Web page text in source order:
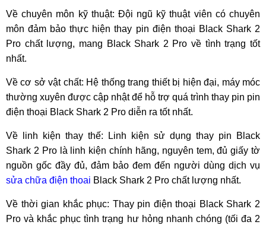
Về chuyên môn kỹ thuật: Đội ngũ kỹ thuật viên có chuyên
môn đảm bảo thực hiện thay pin điện thoại Black Shark 2
Pro chất lượng, mang Black Shark 2 Pro về tình trạng tốt
nhất.
Về cơ sở vật chất: Hệ thống trang thiết bị hiện đại, máy móc
thường xuyên được cập nhật để hỗ trợ quá trình thay pin pin
điện thoại Black Shark 2 Pro diễn ra tốt nhất.
Về linh kiện thay thế: Linh kiện sử dụng thay pin Black
Shark 2 Pro là linh kiện chính hãng, nguyên tem, đủ giấy tờ
nguồn gốc đầy đủ, đảm bảo đem đến người dùng dịch vụ
sửa chữa điện thoai Black Shark 2 Pro chất lượng nhất.
Về thời gian khắc phục: Thay pin điện thoại Black Shark 2
Pro và khắc phục tình trạng hư hỏng nhanh chóng (tối đa 2